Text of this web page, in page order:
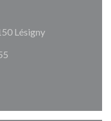
Lésigny((apre una
((apre una nuova
((apre una